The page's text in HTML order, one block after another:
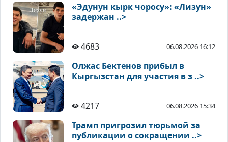
«Эдунун кырк чоросу»: «Лизун»
задержан ..>
4683 06.08.2026 16:12
Олжас Бектенов прибыл в
Кыргызстан для участия в з ..>
4217 06.08.2026 15:34
Трамп пригрозил тюрьмой за
публикации о сокращении ..>